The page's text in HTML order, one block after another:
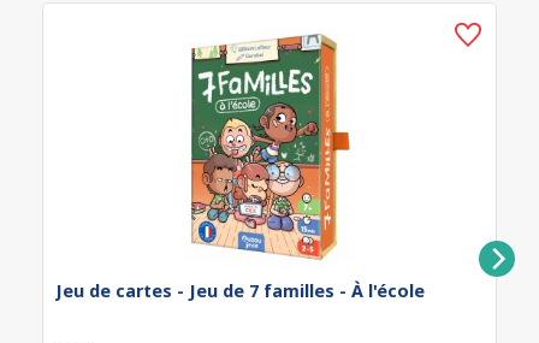
Jeu de cartes - Jeu de 7 familles - À l'école